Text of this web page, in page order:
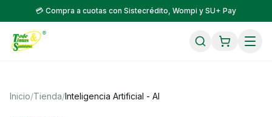
💳 Compra a cuotas con Sistecrédito, Wompi y SU+ Pay
Inicio/Tienda/Inteligencia Artificial - AI